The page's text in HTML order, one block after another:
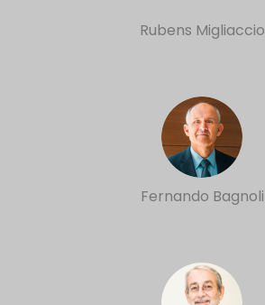
Rubens Migliaccio
Fernando Bagnoli